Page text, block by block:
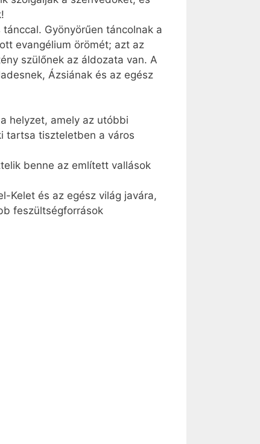
Gyönyörűen táncolnak a
evangélium örömét; azt az
szülőnek az áldozata van. A
Ázsiának és az egész
helyzet, amely az utóbbi
tartsa tiszteletben a város
benne az említett vallások
Kelet és az egész világ javára,
feszültségforrások